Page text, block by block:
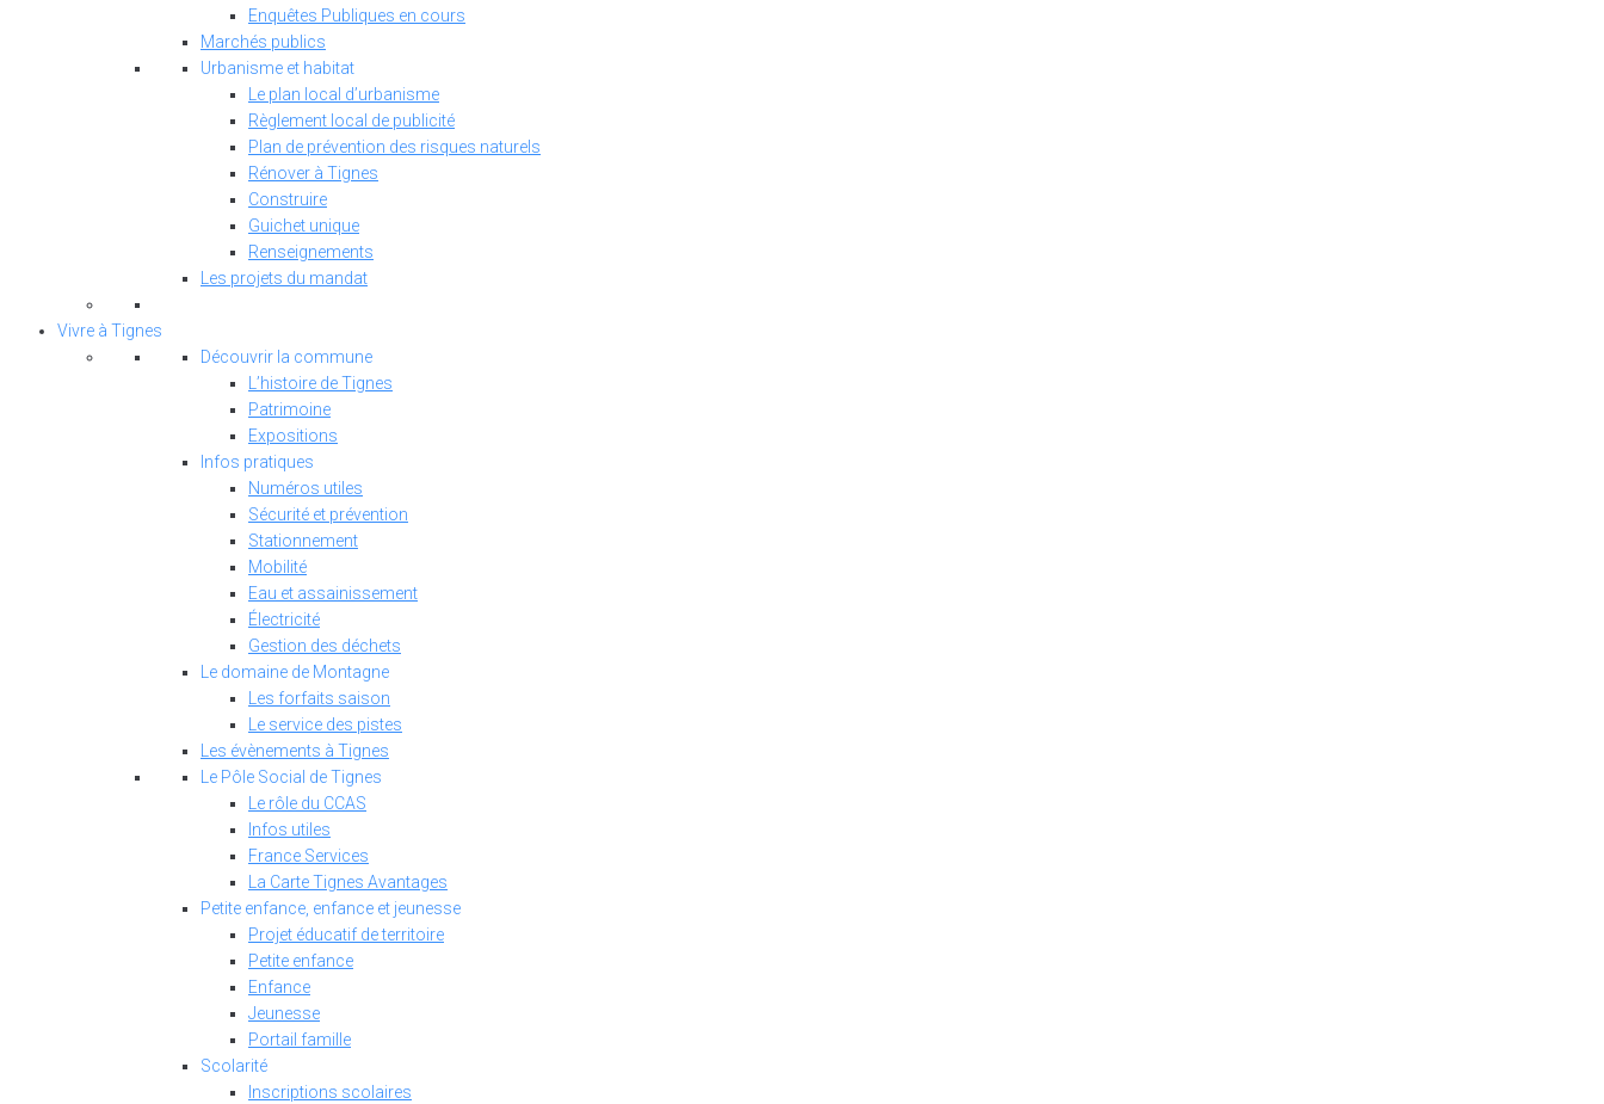
Enquêtes Publiques en cours
Marchés publics
Urbanisme et habitat
Le plan local d’urbanisme
Règlement local de publicité
Plan de prévention des risques naturels
Rénover à Tignes
Construire
Guichet unique
Renseignements
Les projets du mandat
Vivre à Tignes
Découvrir la commune
L’histoire de Tignes
Patrimoine
Expositions
Infos pratiques
Numéros utiles
Sécurité et prévention
Stationnement
Mobilité
Eau et assainissement
Électricité
Gestion des déchets
Le domaine de Montagne
Les forfaits saison
Le service des pistes
Les évènements à Tignes
Le Pôle Social de Tignes
Le rôle du CCAS
Infos utiles
France Services
La Carte Tignes Avantages
Petite enfance, enfance et jeunesse
Projet éducatif de territoire
Petite enfance
Enfance
Jeunesse
Portail famille
Scolarité
Inscriptions scolaires